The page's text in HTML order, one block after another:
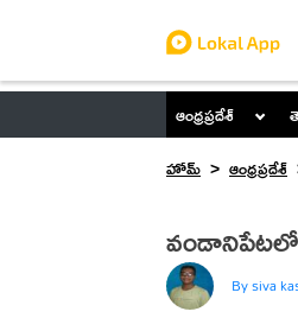
ఆంధ్రప్రదేశ్
హోమ్
ఆంధ్రప్రదేశ్
వండానిపేటలో
By siva